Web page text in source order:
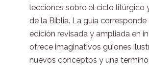
lecciones sobre el ciclo litúrgico
de la Biblia. La guía
edición revisada y ampliada en
ofrece imaginativos guiones
nuevos conceptos y una